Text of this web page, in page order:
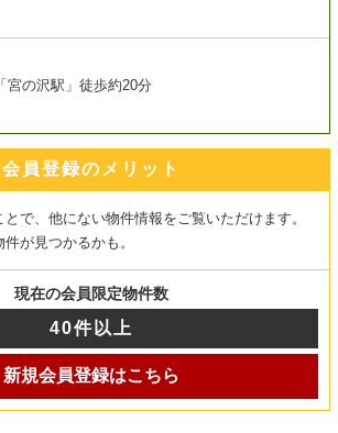
宮の沢駅」徒歩約20分
会員登録のメリット
で、他にない物件情報をご覧いただけます。
が見つかるかも。
現在の会員限定物件数
40件以上
新規会員登録はこちら